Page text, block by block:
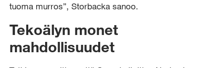
tuoma murros”, Storbacka sanoo.
Tekoälyn monet
mahdollisuudet